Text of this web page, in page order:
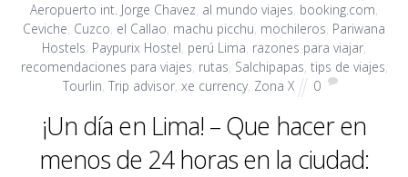
Aeropuerto int. Jorge Chavez, al mundo viajes, booking.com,
Ceviche, Cuzco, el Callao, machu picchu, mochileros, Pariwana
Hostels, Paypurix Hostel, perú Lima, razones para viajar,
recomendaciones para viajes, rutas, Salchipapas, tips de viajes,
Tourlin,Trip advisor,xe currency, Zona X 0
¡Un día en Lima! – Que hacer en
menos de 24 horas en la ciudad: